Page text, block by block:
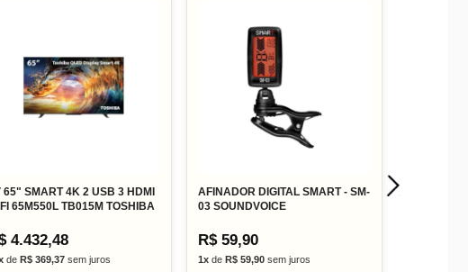
65" SMART 4K 2 USB 3 HDMI
65M550L TB015M TOSHIBA
4.432,48
de R$ 369,37 sem juros
AFINADOR DIGITAL SMART - SM-
03 SOUNDVOICE
R$ 59,90
1x de R$ 59,90 sem juros